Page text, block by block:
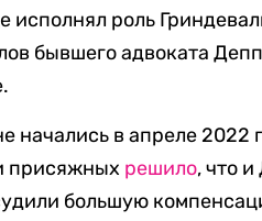
исполнял роль
бывшего адвоката
начались в апреле 2022
присяжных решило, что
большую